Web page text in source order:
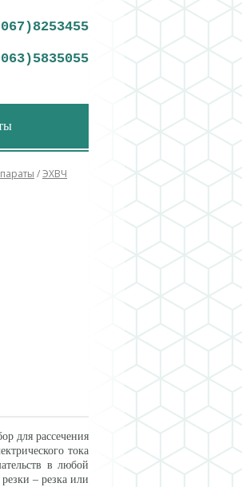
/ЭХВЧ
для рассечения
тока
в любой
– резка или